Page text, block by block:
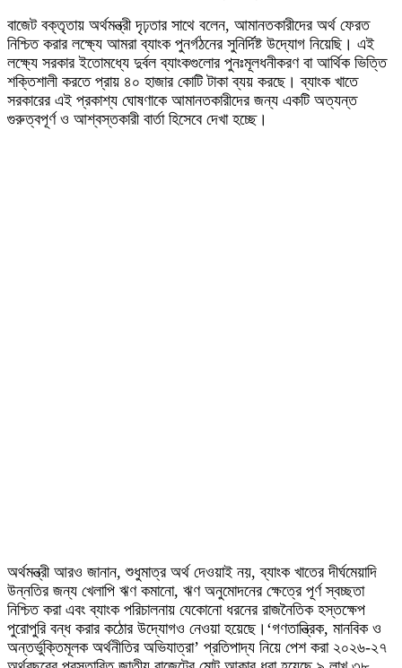
বাজেট বক্তৃতায় অর্থমন্ত্রী দৃঢ়তার সাথে বলেন, আমানতকারীদের অর্থ ফেরত
নিশ্চিত করার লক্ষ্যে আমরা ব্যাংক পুনর্গঠনের সুনির্দিষ্ট উদ্যোগ নিয়েছি। এই
লক্ষ্যে সরকার ইতোমধ্যে দুর্বল ব্যাংকগুলোর পুনঃমূলধনীকরণ বা আর্থিক ভিত্তি
শক্তিশালী করতে প্রায় ৪০ হাজার কোটি টাকা ব্যয় করছে। ব্যাংক খাতে
সরকারের এই প্রকাশ্য ঘোষণাকে আমানতকারীদের জন্য একটি অত্যন্ত
গুরুত্বপূর্ণ ও আশ্বস্তকারী বার্তা হিসেবে দেখা হচ্ছে।
অর্থমন্ত্রী আরও জানান, শুধুমাত্র অর্থ দেওয়াই নয়, ব্যাংক খাতের দীর্ঘমেয়াদি
উন্নতির জন্য খেলাপি ঋণ কমানো, ঋণ অনুমোদনের ক্ষেত্রে পূর্ণ স্বচ্ছতা
নিশ্চিত করা এবং ব্যাংক পরিচালনায় যেকোনো ধরনের রাজনৈতিক হস্তক্ষেপ
পুরোপুরি বন্ধ করার কঠোর উদ্যোগও নেওয়া হয়েছে।‘গণতান্ত্রিক, মানবিক ও
অন্তর্ভুক্তিমূলক অর্থনীতির অভিযাত্রা’ প্রতিপাদ্য নিয়ে পেশ করা ২০২৬-২৭